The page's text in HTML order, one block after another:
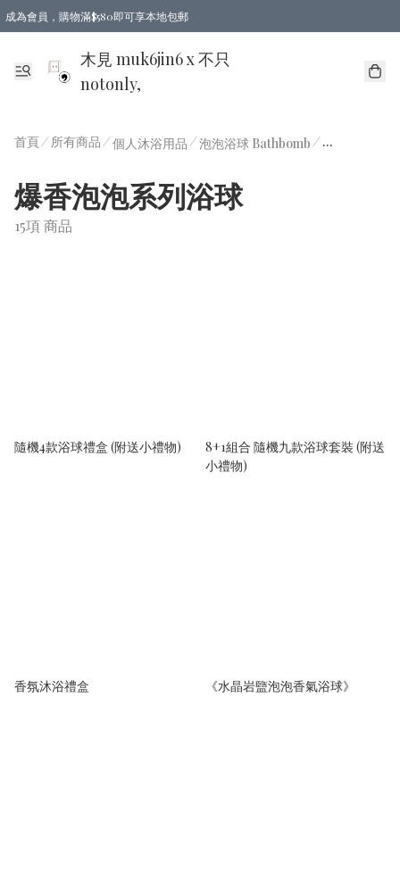
成為會員，購物滿$580即可享本地包郵
亞洲地區買滿$780包郵，歐美地區買滿$980包郵
木見 muk6jin6 x 不只
notonly,
首頁/ 所有商品 /個人沐浴用品 /泡泡浴球 Bathbomb / 爆香泡泡系
爆香泡泡系列浴球
15項 商品
隨機4款浴球禮盒 (附送小禮物)
8+1組合 隨機九款浴球套裝 (附送
小禮物)
香氛沐浴禮盒 《水晶岩盬泡泡香氣浴球》